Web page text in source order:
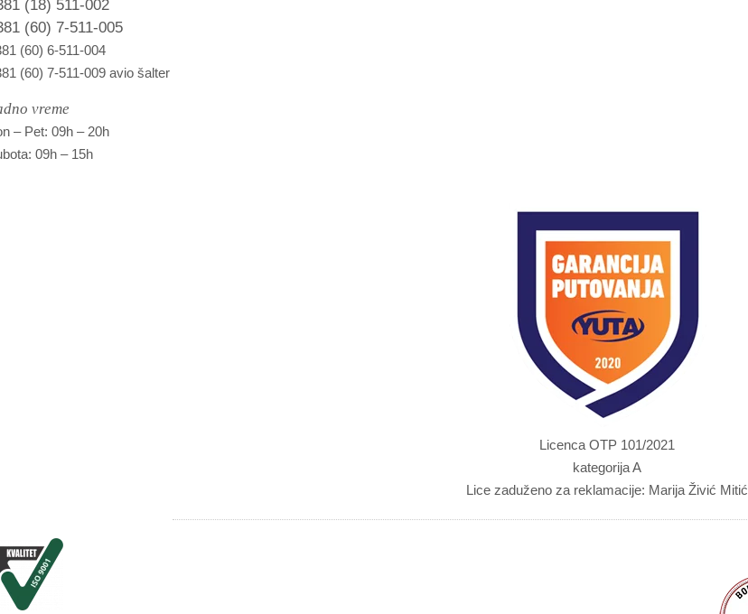
(18) 511-002
(60) 7-511-005
(60) 6-511-004
(60) 7-511-009 avio šalter
vreme
– Pet: 09h – 20h
09h – 15h
Licenca OTP 101/2021
kategorija A
Lice zaduženo za reklamacije: Marija Živić Mitić